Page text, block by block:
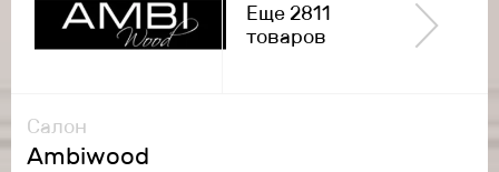
Салон
Ambiwood
Еще 2811
товаров